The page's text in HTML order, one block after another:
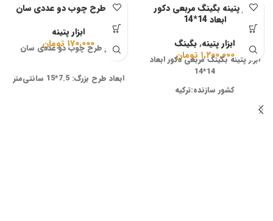
ابزار پتینه بگینگ مربعی دکور
ابعاد 14*14
ابزار پتینه,بگینگ
۱,۲۰۰,۰۰۰ تومان
ابزار پتینه بگینگ مربعی دکور ابعاد
14*14
کشور سازنده:ترکیه
ابزار طرح چوب دو عددی سان
ابزار پتینه
۱۷۰,۰۰۰ تومان
ابزار طرح چوب دو عددی سان
ابعاد طرح بزرگ: 7.5*15 سانتی‌متر